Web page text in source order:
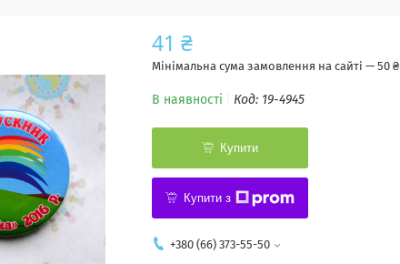
41 ₴
Мінімальна сума замовлення на сайті — 50 ₴
В наявності Код: 19-4945
Купити
Купити з
+380 (66) 373-55-50